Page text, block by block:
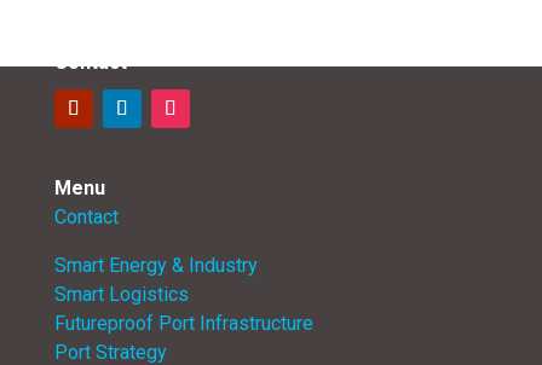
Contact
Menu
Contact
Smart Energy & Industry
Smart Logistics
Futureproof Port Infrastructure
Port Strategy